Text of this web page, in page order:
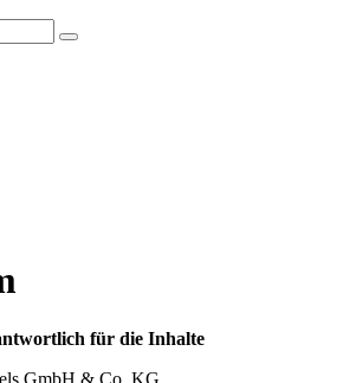
für die Inhalte
GmbH & Co. KG